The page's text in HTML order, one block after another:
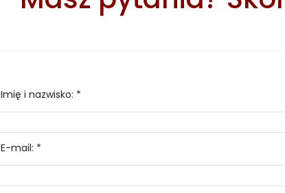
Imię i nazwisko: *
E-mail: *